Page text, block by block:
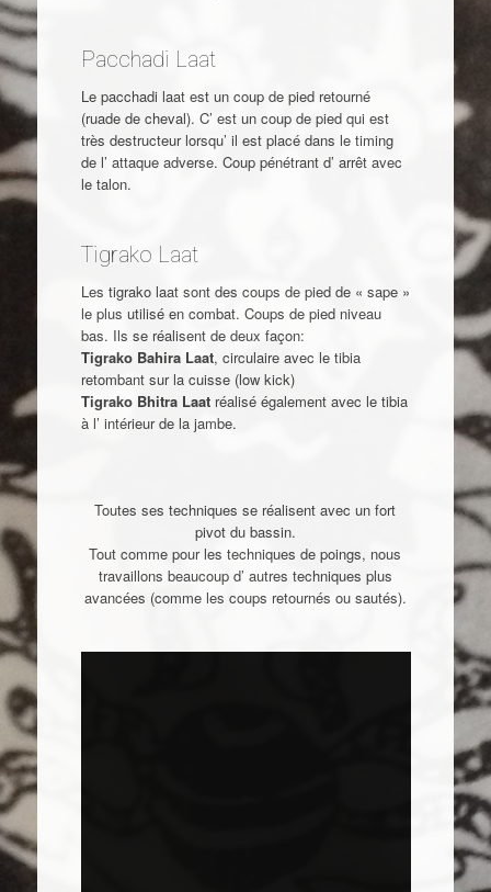
Pacchadi Laat
Le pacchadi laat est un coup de pied retourné
(ruade de cheval). C’ est un coup de pied qui est
très destructeur lorsqu’ il est placé dans le timing
de l’ attaque adverse. Coup pénétrant d’ arrêt avec
le talon.
Tigrako Laat
Les tigrako laat sont des coups de pied de « sape »
le plus utilisé en combat. Coups de pied niveau
bas. Ils se réalisent de deux façon:
Tigrako Bahira Laat, circulaire avec le tibia
retombant sur la cuisse (low kick)
Tigrako Bhitra Laatréalisé également avec le tibia
à l’ intérieur de la jambe.
Toutes ses techniques se réalisent avec un fort
pivot du bassin.
Tout comme pour les techniques de poings, nous
travaillons beaucoup d’ autres techniques plus
avancées (comme les coups retournés ou sautés).